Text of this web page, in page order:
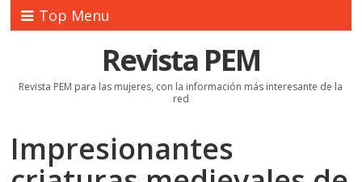
Top Menu
Revista PEM
Revista PEM para las mujeres, con la información más interesante de la
red
Impresionantes